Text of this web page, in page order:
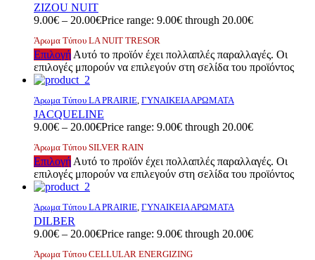
ZIZOU NUIT
9.00€ – 20.00€Price range: 9.00€ through 20.00€
Άρωμα Τύπου LA NUIT TRESOR
Επιλογή Αυτό το προϊόν έχει πολλαπλές παραλλαγές. Οι
επιλογές μπορούν να επιλεγούν στη σελίδα του προϊόντος
Άρωμα Τύπου LA PRAIRIE ΓΥΝΑΙΚΕΙΑ ΑΡΩΜΑΤΑ
JACQUELINE
9.00€ – 20.00€Price range: 9.00€ through 20.00€
Άρωμα Τύπου SILVER RAIN
Επιλογή Αυτό το προϊόν έχει πολλαπλές παραλλαγές. Οι
επιλογές μπορούν να επιλεγούν στη σελίδα του προϊόντος
Άρωμα Τύπου LA PRAIRIE ΓΥΝΑΙΚΕΙΑ ΑΡΩΜΑΤΑ
DILBER
9.00€ – 20.00€Price range: 9.00€ through 20.00€
Άρωμα Τύπου CELLULAR ENERGIZING